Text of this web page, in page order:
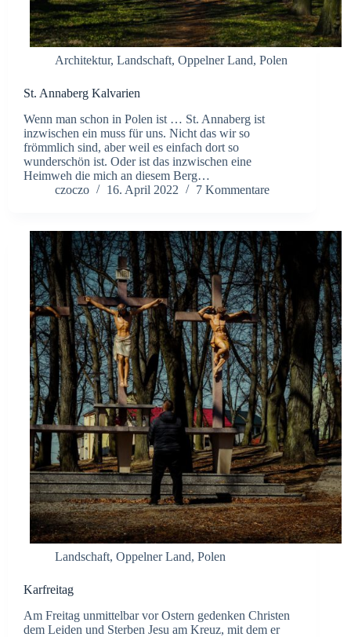
Architektur, Landschaft, Oppelner Land, Polen
St. Annaberg Kalvarien
Wenn man schon in Polen ist … St. Annaberg ist
inzwischen ein muss für uns. Nicht das wir so
frömmlich sind, aber weil es einfach dort so
wunderschön ist. Oder ist das inzwischen eine
Heimweh die mich an diesem Berg…
czoczo
16. April 2022 7 Kommentare
Landschaft, Oppelner Land, Polen
Karfreitag
Am Freitag unmittelbar vor Ostern gedenken Christen
dem Leiden und Sterben Jesu am Kreuz, mit dem er